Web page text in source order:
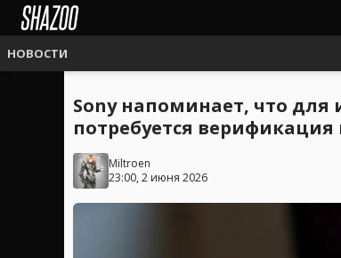
НОВОСТИ
Sony напоминает, что для
потребуется верификация
Miltroen
23:00, 2 июня 2026